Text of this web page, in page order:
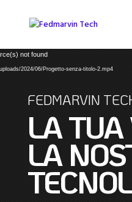
Video
Player
not found
2024/06/Progetto-senza-titolo-2.mp4
FEDMARVIN
LA TUA
LA